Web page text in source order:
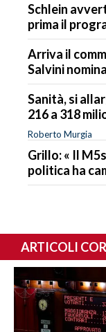
Schlein
prima il
Arriva il
Salvini
Sanità, si
216 a 318
Roberto Murgia
Grillo: « Il
politica ha
ARTICOLI